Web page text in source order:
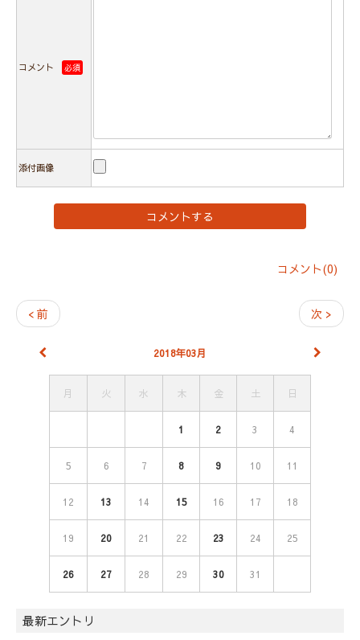
コメント 必須
添付画像
コメント(0)
< 前 次 >
2018年03月
月 火 水 木 金 土 日
1 2 3 4
5 6 7 8 9 10 11
12 13 14 15 16 17 18
19 20 21 22 23 24 25
26 27 28 29 30 31
最新エントリ